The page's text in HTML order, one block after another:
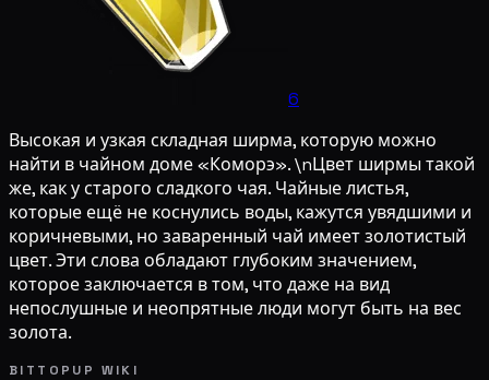
6
Высокая и узкая складная ширма, которую можно
найти в чайном доме «Коморэ». \nЦвет ширмы такой
же, как у старого сладкого чая. Чайные листья,
которые ещё не коснулись воды, кажутся увядшими и
коричневыми, но заваренный чай имеет золотистый
цвет. Эти слова обладают глубоким значением,
которое заключается в том, что даже на вид
непослушные и неопрятные люди могут быть на вес
золота.
BITTOPUP WIKI